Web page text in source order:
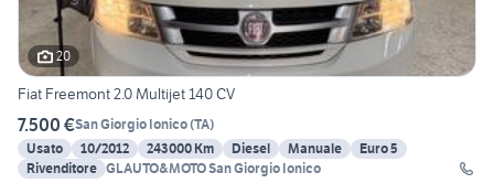
20
Fiat Freemont 2.0 Multijet 140 CV
7.500 €San Giorgio Ionico(TA)
Usato
10/2012 243000 Km Diesel Manuale
Euro 5
Rivenditore GLAUTO&MOTO San Giorgio Ionico